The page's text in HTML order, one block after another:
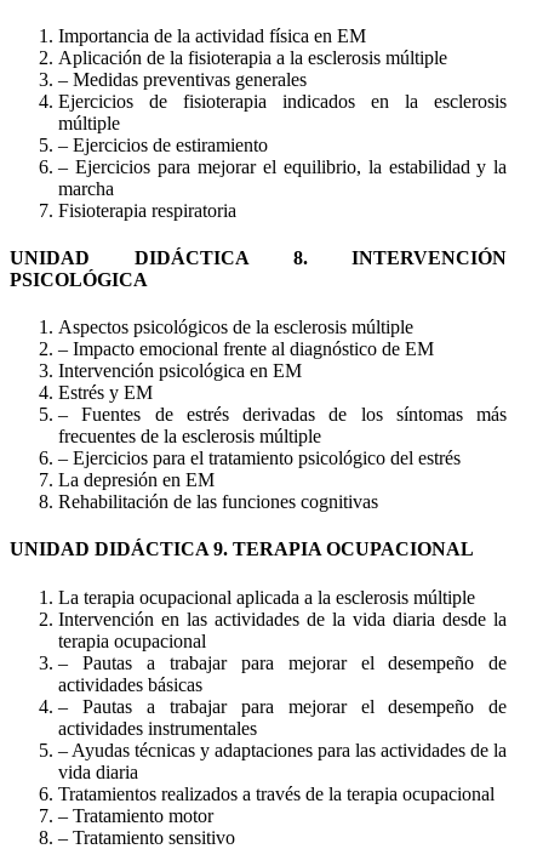
Importancia de la actividad física en EM
Aplicación de la fisioterapia a la esclerosis múltiple
– Medidas preventivas generales
Ejercicios de fisioterapia indicados en la esclerosis
múltiple
– Ejercicios de estiramiento
– Ejercicios para mejorar el equilibrio, la estabilidad y la
marcha
Fisioterapia respiratoria
UNIDAD DIDÁCTICA 8. INTERVENCIÓN
PSICOLÓGICA
Aspectos psicológicos de la esclerosis múltiple
– Impacto emocional frente al diagnóstico de EM
Intervención psicológica en EM
Estrés y EM
– Fuentes de estrés derivadas de los síntomas más
frecuentes de la esclerosis múltiple
– Ejercicios para el tratamiento psicológico del estrés
La depresión en EM
Rehabilitación de las funciones cognitivas
UNIDAD DIDÁCTICA 9. TERAPIA OCUPACIONAL
La terapia ocupacional aplicada a la esclerosis múltiple
Intervención en las actividades de la vida diaria desde la
terapia ocupacional
– Pautas a trabajar para mejorar el desempeño de
actividades básicas
– Pautas a trabajar para mejorar el desempeño de
actividades instrumentales
– Ayudas técnicas y adaptaciones para las actividades de la
vida diaria
Tratamientos realizados a través de la terapia ocupacional
– Tratamiento motor
– Tratamiento sensitivo